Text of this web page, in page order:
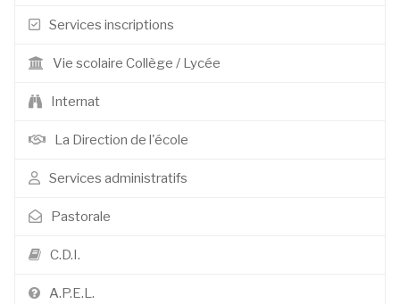
Services inscriptions
Vie scolaire Collège / Lycée
Internat
La Direction de l'école
Services administratifs
Pastorale
C.D.I.
A.P.E.L.